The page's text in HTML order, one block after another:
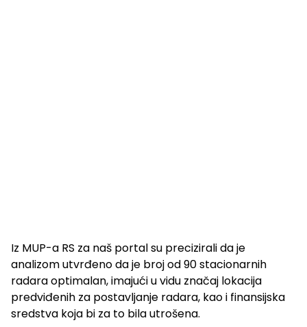
Iz MUP-a RS za naš portal su precizirali da je
analizom utvrđeno da je broj od 90 stacionarnih
radara optimalan, imajući u vidu značaj lokacija
predviđenih za postavljanje radara, kao i finansijska
sredstva koja bi za to bila utrošena.